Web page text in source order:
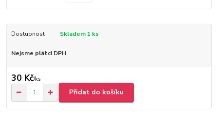
Dostupnost Skladem 1 ks
Nejsme plátci DPH
30 Kč/ks
Přidat do košíku